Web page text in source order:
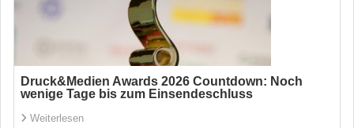
Druck&Medien Awards 2026 Countdown: Noch
wenige Tage bis zum Einsendeschluss
Weiterlesen